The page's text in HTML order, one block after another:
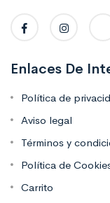
Enlaces De
Política de
Aviso legal
Términos y
Política de
Carrito